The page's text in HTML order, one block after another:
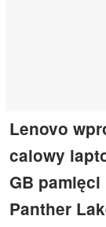
Lenovo
calowy
GB
Panther